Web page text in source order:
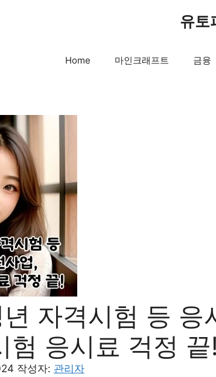
유토
Home 마인크래프트 금융
자격시험 등 응
험 응시료 걱정 끝!
작성자: 관리자